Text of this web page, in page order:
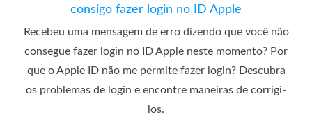
consigo fazer login no ID Apple
Recebeu uma mensagem de erro dizendo que você não
consegue fazer login no ID Apple neste momento? Por
que o Apple ID não me permite fazer login? Descubra
os problemas de login e encontre maneiras de corrigi-
los.